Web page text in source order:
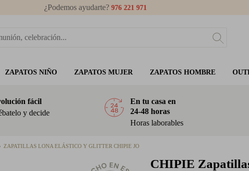
¿Podemos ayudarte? 976 221 971
ZAPATOS NIÑO ZAPATOS MUJER ZAPATOS HOMBRE
fácil
y decide
En tu casa en
24-48 horas
Horas laborables
ZAPATILLAS LONA ELÁSTICO Y GLITTER CHIPIE JO
CHIPIE